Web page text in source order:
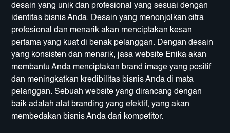
desain yang unik dan profesional yang sesuai dengan
identitas bisnis Anda. Desain yang menonjolkan citra
profesional dan menarik akan menciptakan kesan
pertama yang kuat di benak pelanggan. Dengan desain
yang konsisten dan menarik, jasa website Enika akan
membantu Anda menciptakan brand image yang positif
dan meningkatkan kredibilitas bisnis Anda di mata
pelanggan. Sebuah website yang dirancang dengan
baik adalah alat branding yang efektif, yang akan
membedakan bisnis Anda dari kompetitor.